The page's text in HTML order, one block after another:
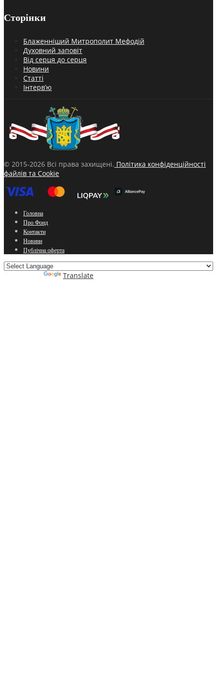
Сторінки
Блаженніший Митрополит Мефодій
Духовний заповіт
Від серця до серця
Новини
Статті
Інтерв’ю
© 2015-2026 Всі права захищені. Політика конфіденційності
файлів та Cookie
Головна
Про Фонд
Контакти
Новини
Публічна оферта
Translate